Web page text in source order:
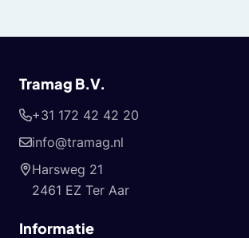
Tramag B.V.
+31 172 42 42 20
info@tramag.nl
Harsweg 21
2461 EZ Ter Aar
Informatie